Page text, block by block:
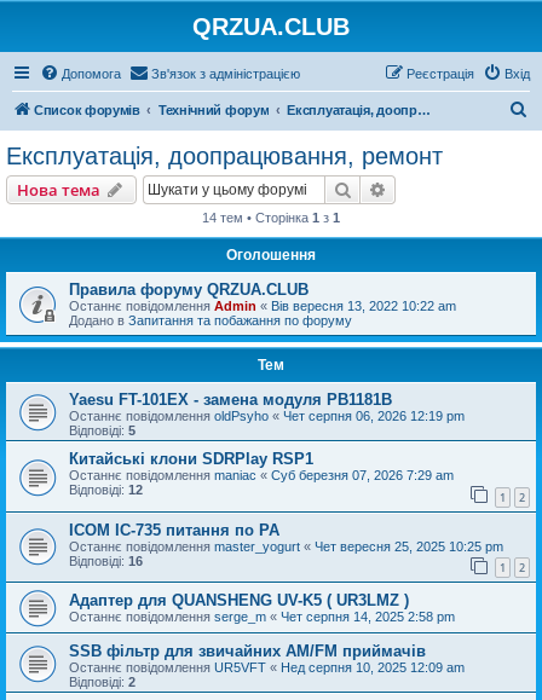
QRZUA.CLUB
Допомога Зв'язок з адміністрацією Вхід
Реєстрація
Список форумів Технічний форум Експлуатація, доопрацювання, ремонт
Експлуатація, доопрацювання, ремонт
Нова тема Пошук
14 тем • Сторінка 1 з 1
Оголошення
Правила форуму QRZUA.CLUB
Останнє повідомлення Admin « Вів вересня 13, 2022 10:22 am
Додано в Запитання та побажання по форуму
Тем
Yaesu FT-101EX - замена модуля PB1181B
Останнє повідомлення oldPsyho « Чет серпня 06, 2026 12:19 pm
Відповіді: 5
Китайські клони SDRPlay RSP1
Останнє повідомлення maniac « Суб березня 07, 2026 7:29 am
Відповіді: 12 1 2
ICOM IC-735 питання по РА
Останнє повідомлення master_yogurt « Чет вересня 25, 2025 10:25 pm
Відповіді: 16 1 2
Адаптер для QUANSHENG UV-K5 ( UR3LMZ )
Останнє повідомлення serge_m « Чет серпня 14, 2025 2:58 pm
SSB фільтр для звичайних AM/FM приймачів
Останнє повідомлення UR5VFT « Нед серпня 10, 2025 12:09 am
Відповіді: 2